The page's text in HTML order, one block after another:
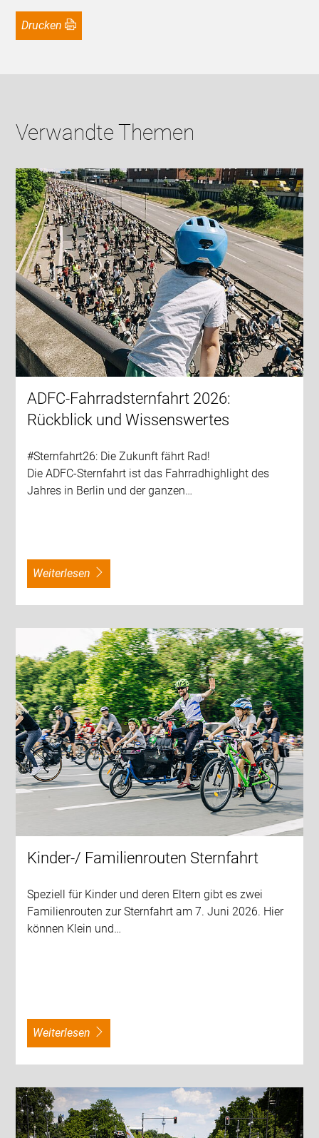
Drucken
Verwandte Themen
ADFC-Fahrradsternfahrt 2026:
Rückblick und Wissenswertes
#Sternfahrt26: Die Zukunft fährt Rad!
Die ADFC-Sternfahrt ist das Fahrradhighlight des
Jahres in Berlin und der ganzen…
weiterlesen
Kinder-/ Familienrouten Sternfahrt
Speziell für Kinder und deren Eltern gibt es zwei
Familienrouten zur Sternfahrt am 7. Juni 2026. Hier
können Klein und…
weiterlesen